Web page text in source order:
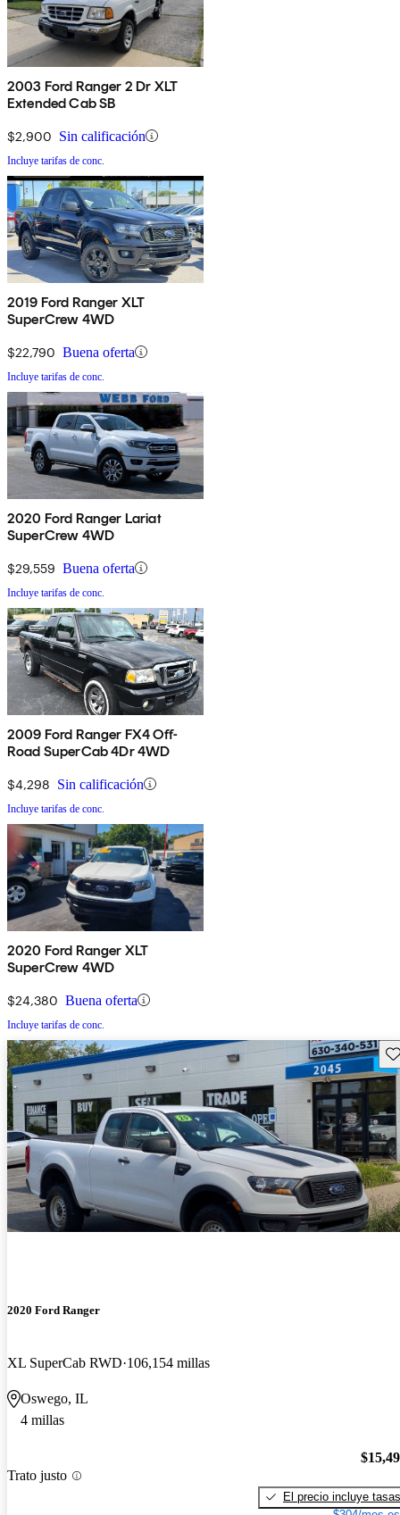
2003 Ford Ranger 2 Dr XLT
Extended Cab SB
$2,900 Sin calificación
Incluye tarifas de conc.
2019 Ford Ranger XLT
SuperCrew 4WD
$22,790 Buena oferta
Incluye tarifas de conc.
2020 Ford Ranger Lariat
SuperCrew 4WD
$29,559 Buena oferta
Incluye tarifas de conc.
2009 Ford Ranger FX4 Off-
Road SuperCab 4Dr 4WD
$4,298 Sin calificación
Incluye tarifas de conc.
2020 Ford Ranger XLT
SuperCrew 4WD
$24,380 Buena oferta
Incluye tarifas de conc.
2020 Ford Ranger
XL SuperCab RWD 106,154 millas
Oswego, IL
4 millas
Trato justo
El precio incluye tasas